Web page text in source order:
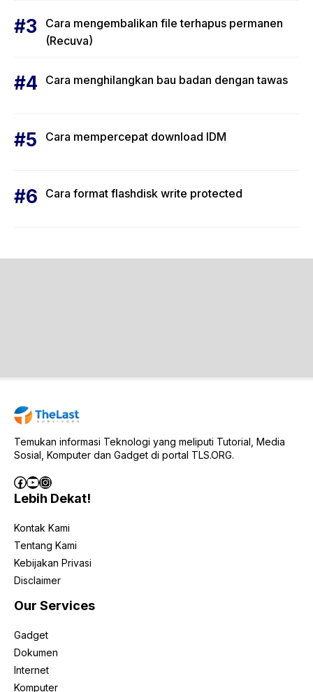
Cara mengembalikan file terhapus permanen
(Recuva)
Cara menghilangkan bau badan dengan tawas
Cara mempercepat download IDM
Cara format flashdisk write protected
Temukan informasi Teknologi yang meliputi Tutorial, Media
Sosial, Komputer dan Gadget di portal TLS.ORG.
Facebook
YouTube
Instagram
Lebih Dekat!
Kontak Kami
Tentang Kami
Kebijakan Privasi
Disclaimer
Our Services
Gadget
Dokumen
Internet
Komputer